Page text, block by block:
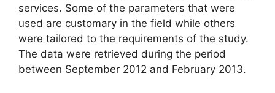
services. Some of the parameters that were
used are customary in the field while others
were tailored to the requirements of the study.
The data were retrieved during the period
between September 2012 and February 2013.